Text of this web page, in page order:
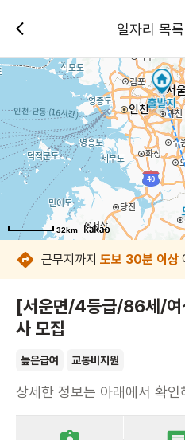
일자리 목록
32km
32km
32km
32km
32km
32km
32km
32km
근무지까지 도보 30분 이상
[서운면/4등급/86세/여
사 모집
높은급여 교통비지원
상세한 정보는 아래에서 확인